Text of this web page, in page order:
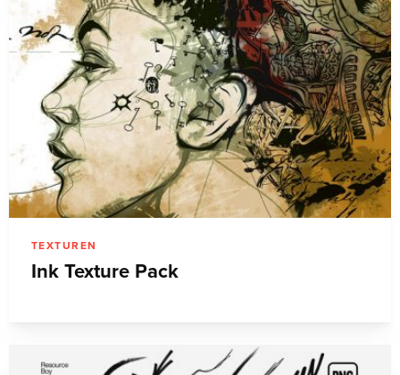
TEXTUREN
Ink Texture Pack